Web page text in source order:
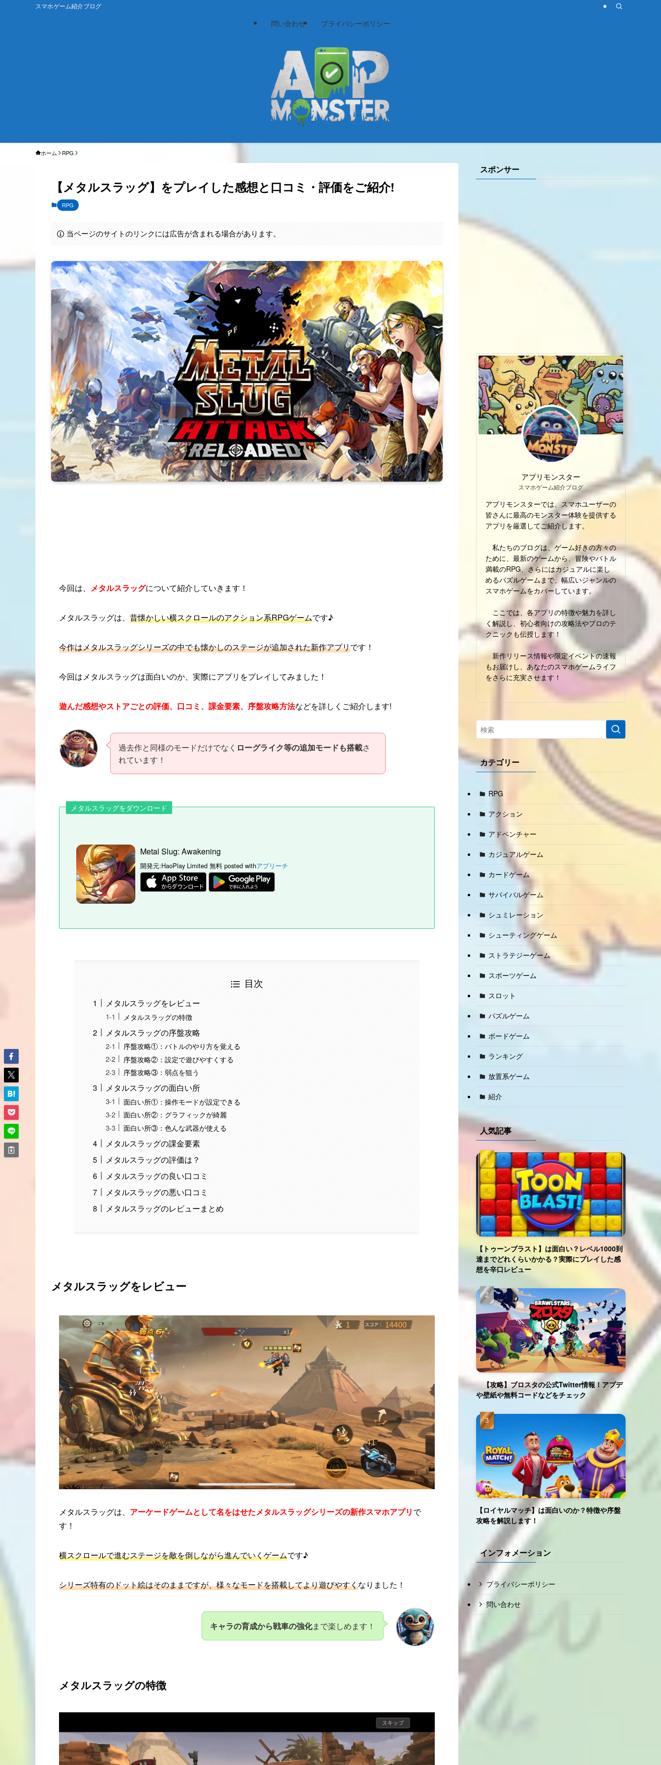
スマホゲーム紹介ブログ
問い合わせ プライバシーポリシー
ホーム RPG
【メタルスラッグ】をプレイした感想と口コミ・評価をご紹介!
RPG
当ページのサイトのリンクには広告が含まれる場合があります。
今回は、 メタルスラッグについて紹介していきます！
メタルスラッグは、 昔懐かしい横スクロールのアクション系RPGゲームです♪
今作はメタルスラッグシリーズの中でも懐かしのステージが追加された新作アプリです！
今回はメタルスラッグは面白いのか、 実際にアプリをプレイしてみました！
遊んだ感想やストアごとの評価、口コミ、課金要素、序盤攻略方法などを詳しくご紹介します!
過去作と同様のモードだけでなく ローグライク等の追加モードも搭載さ
れています！
メタルスラッグをダウンロード
Metal Slug: Awakening
開発元:HaoPlay Limited 無料 posted withアプリーチ
目次
メタルスラッグをレビュー
メタルスラッグの特徴
メタルスラッグの序盤攻略
序盤攻略①：バトルのやり方を覚える
序盤攻略②：設定で遊びやすくする
序盤攻略③：弱点を狙う
メタルスラッグの面白い所
面白い所①：操作モードが設定できる
面白い所②：グラフィックが綺麗
面白い所③：色んな武器が使える
メタルスラッグの課金要素
メタルスラッグの評価は？
メタルスラッグの良い口コミ
メタルスラッグの悪い口コミ
メタルスラッグのレビューまとめ
メタルスラッグをレビュー
メタルスラッグは、 アーケードゲームとして名をはせたメタルスラッグシリーズの新作スマホアプリで
す！
横スクロールで進むステージを敵を倒しながら進んでいくゲームです♪
シリーズ特有のドット絵はそのままですが、様々なモードを搭載してより遊びやすくなりました！
キャラの育成から戦車の強化まで楽しめます！
メタルスラッグの特徴
スポンサー
アプリモンスター
スマホゲーム紹介ブログ
アプリモンスターでは、スマホユーザーの
皆さんに最高のモンスター体験を提供する
アプリを厳選してご紹介します。
私たちのブログは、ゲーム好きの方々の
ために、最新のゲームから、冒険やバトル
満載のRPG、さらにはカジュアルに楽し
めるパズルゲームまで、幅広いジャンルの
スマホゲームをカバーしています。
ここでは、各アプリの特徴や魅力を詳し
く解説し、初心者向けの攻略法やプロのテ
クニックも伝授します！
新作リリース情報や限定イベントの速報
もお届けし、あなたのスマホゲームライフ
をさらに充実させます！
カテゴリー
RPG
アクション
アドベンチャー
カジュアルゲーム
カードゲーム
サバイバルゲーム
シュミレーション
シューティングゲーム
ストラテジーゲーム
スポーツゲーム
スロット
パズルゲーム
ボードゲーム
ランキング
放置系ゲーム
紹介
人気記事
【トゥーンブラスト】は面白い？レベル1000到
達までどれくらいかかる？実際にプレイした感
想を辛口レビュー
【攻略】ブロスタの公式Twitter情報！アプデ
や壁紙や無料コードなどをチェック
【ロイヤルマッチ】は面白いのか？特徴や序盤
攻略を解説します！
インフォメーション
プライバシーポリシー
問い合わせ